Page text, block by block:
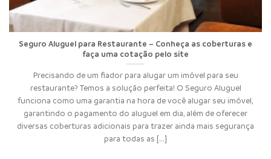
Seguro Aluguel para Restaurante – Conheça as coberturas e
faça uma cotação pelo site
Precisando de um fiador para alugar um imóvel para seu
restaurante? Temos a solução perfeita! O Seguro Aluguel
funciona como uma garantia na hora de você alugar seu imóvel,
garantindo o pagamento do aluguel em dia, além de oferecer
diversas coberturas adicionais para trazer ainda mais segurança
para todas as [...]